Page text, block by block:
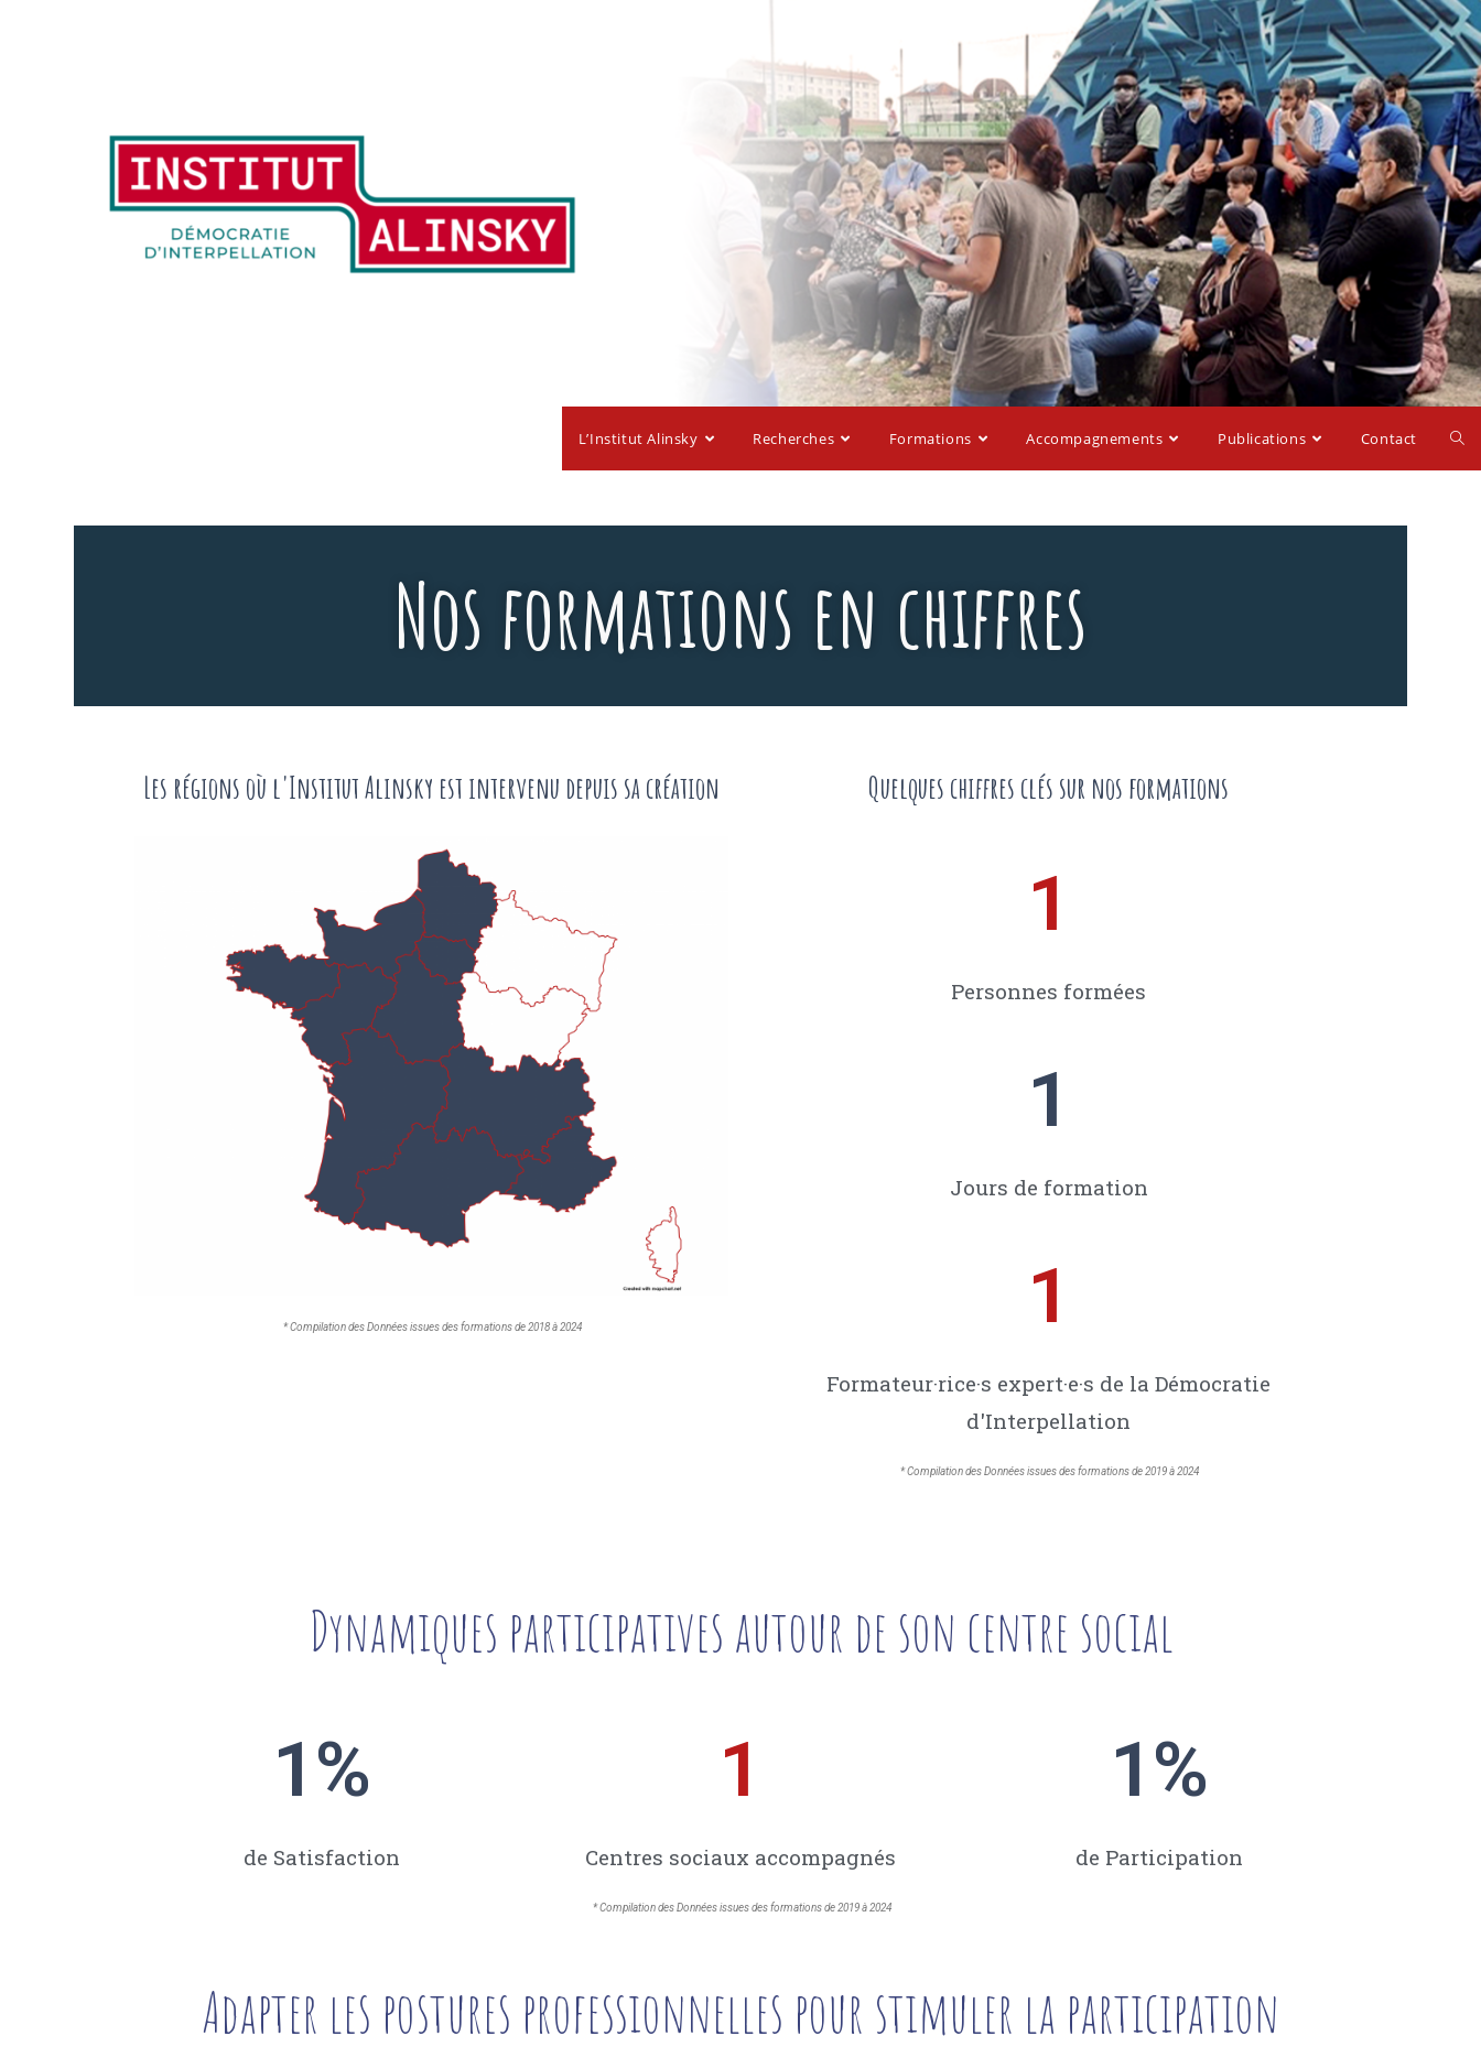
L’Institut Alinsky Recherches Formations Accompagnements Publications Contact
Nos formations en chiffres
Les régions où l'Institut Alinsky est intervenu depuis sa création
* Compilation des Données issues des formations de 2018 à 2024
Quelques chiffres clés sur nos formations
1
Personnes formées
1
Jours de formation
1
Formateur·rice·s expert·e·s de la Démocratie
d'Interpellation
* Compilation des Données issues des formations de 2019 à 2024
Dynamiques participatives autour de son centre social
1%
de Satisfaction
1
Centres sociaux accompagnés
1%
de Participation
* Compilation des Données issues des formations de 2019 à 2024
Adapter les postures professionnelles pour stimuler la participation